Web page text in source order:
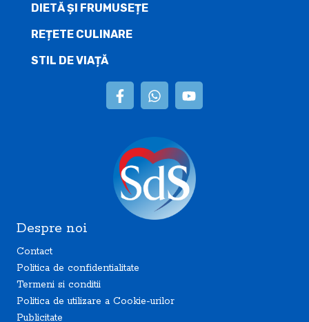
DIETĂ ŞI FRUMUSEȚE
REȚETE CULINARE
STIL DE VIAȚĂ
Despre noi
Contact
Politica de confidentialitate
Termeni si conditii
Politica de utilizare a Cookie-urilor
Publicitate